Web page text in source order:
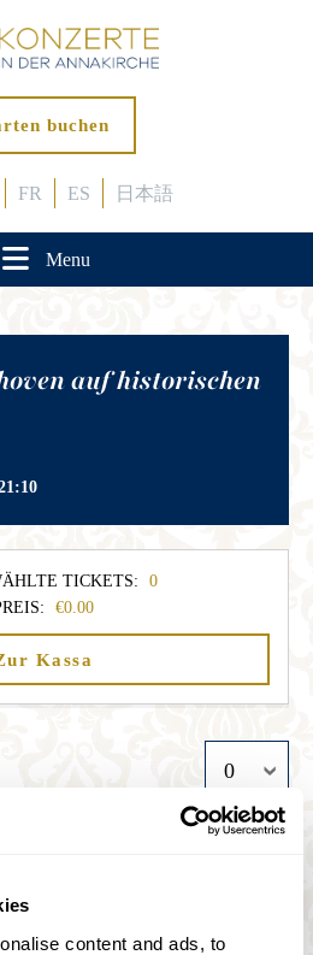
content and ads, to
buchen
FR ES 日本語
Menu
auf historischen
TICKETS:
0
0.00
Kassa